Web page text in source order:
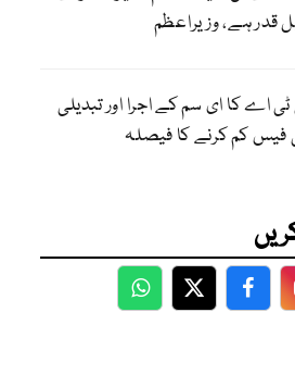
قدر ہے، وزیراعظم
اے کا ای سم کے اجرا اور تبدیلی
فیس کم کرنے کا فیصلہ
WhatsApp
Twitter